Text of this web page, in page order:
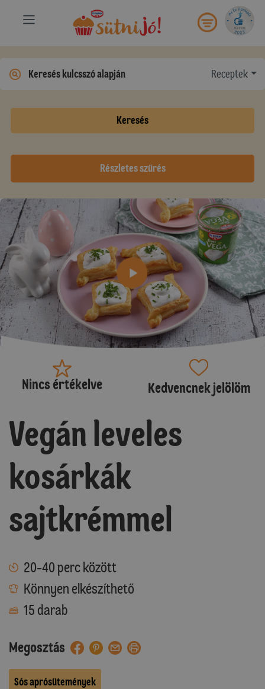
Receptek
Keresés
Részletes szűrés
Nincs értékelve Kedvencnek jelölöm
Vegán leveles
kosárkák
sajtkrémmel
20-40 perc között
Könnyen elkészíthető
15 darab
Megosztás
Sós aprósütemények